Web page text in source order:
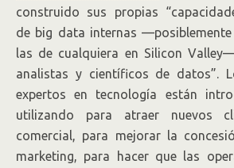
construido sus propias
de big data internas
las de cualquiera en Silicon
analistas y científicos de datos”.
expertos en tecnología están
utilizando para atraer nuevos
comercial, para mejorar la
marketing, para hacer que las